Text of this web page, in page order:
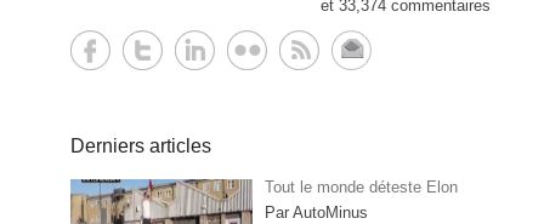
et 33,374 commentaires
Derniers articles
Tout le monde déteste Elon
Par AutoMinus